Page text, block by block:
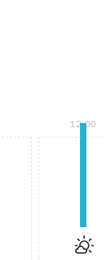
12:00